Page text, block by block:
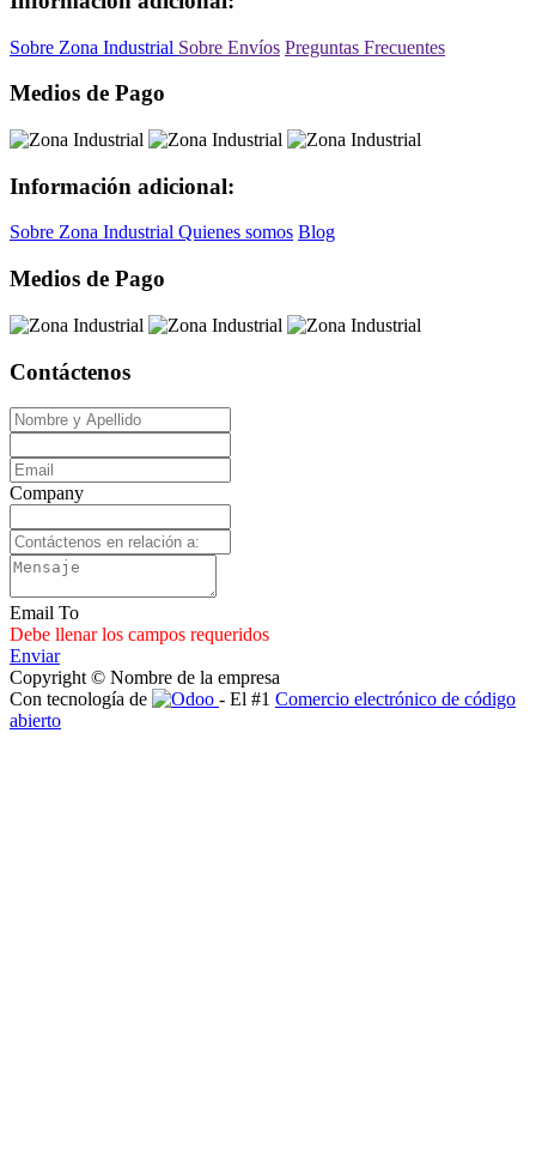
Sobre Zona Industrial Sobre Envíos Preguntas Frecuentes
Medios de Pago
Información adicional:
Sobre Zona Industrial Quienes somos Blog
Medios de Pago
Contáctenos
Company
Email To
Debe llenar los campos requeridos
Enviar
Copyright © Nombre de la empresa
Con tecnología de
- El #1 Comercio electrónico de código
abierto